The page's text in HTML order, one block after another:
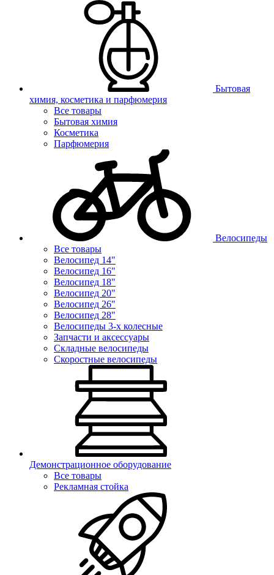
Бытовая
химия, косметика и парфюмерия
Все товары
Бытовая химия
Косметика
Парфюмерия
Велосипеды
Все товары
Велосипед 14"
Велосипед 16"
Велосипед 18"
Велосипед 20"
Велосипед 26"
Велосипед 28"
Велосипеды 3-х колесные
Запчасти и аксессуары
Складные велосипеды
Скоростные велосипеды
Демонстрационное оборудование
Все товары
Рекламная стойка